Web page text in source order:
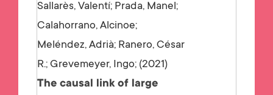
Sallarès, Valentí; Prada, Manel;
Calahorrano, Alcinoe;
Meléndez, Adrià; Ranero, César
R.; Grevemeyer, Ingo; 2021
The causal link of large